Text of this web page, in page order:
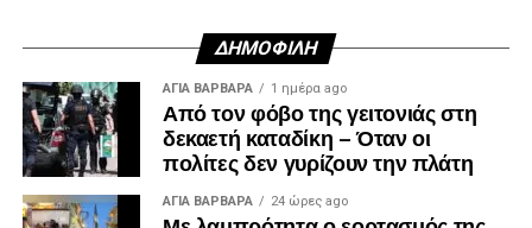
ΔΗΜΟΦΙΛΉ
ΑΓΙΑ ΒΑΡΒΑΡΑ 1 ημέρα ago
Από τον φόβο της γειτονιάς στη
δεκαετή καταδίκη – Όταν οι
πολίτες δεν γυρίζουν την πλάτη
ΑΓΙΑ ΒΑΡΒΑΡΑ 24 ώρες ago